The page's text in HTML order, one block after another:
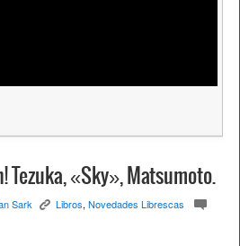
Tezuka, «Sky», Matsumoto.
Sark K Libros,Novedades Librescas c